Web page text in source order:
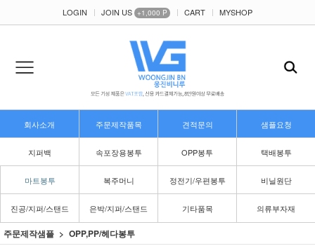
LOGIN JOIN US +1,000 P CART MYSHOP
회사소개 주문제작품목 견적문의 샘플요청
지퍼백 속포장용봉투 OPP봉투 택배봉투
마트봉투 복주머니 정전기/우편봉투 비닐원단
진공/지퍼/스탠드 은박/지퍼/스탠드 기타품목 의류부자재
주문제작샘플 OPP,PP/헤다봉투